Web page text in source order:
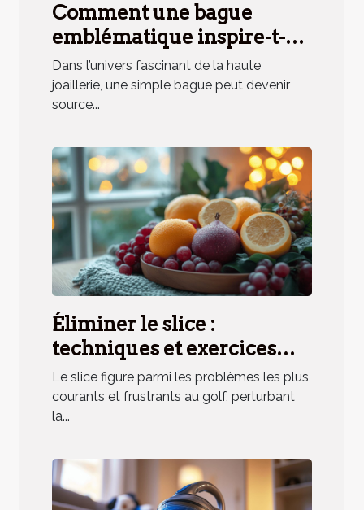
Comment une bague
emblématique inspire-t-
elle un parfum unique ?
Dans l’univers fascinant de la haute
joaillerie, une simple bague peut devenir
source...
Éliminer le slice :
techniques et exercices
pratiques
Le slice figure parmi les problèmes les plus
courants et frustrants au golf, perturbant
la...